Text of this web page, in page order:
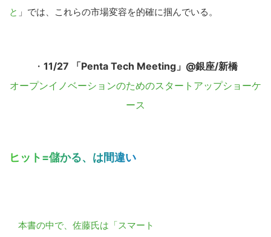
と 」では、これらの市場変容を的確に掴んでいる。
・ 11/27 「Penta Tech Meeting」@銀座/新橋
オープンイノベーションのためのスタートアップショーケ
ース
ヒット=儲かる、は間違い
本書の中で、佐藤氏は「スマート